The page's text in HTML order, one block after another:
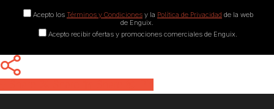
Acepto los Términos y Condicionesy la Política de Privacidad de la web
de Enguix.
Acepto recibir ofertas y promociones comerciales de Enguix.